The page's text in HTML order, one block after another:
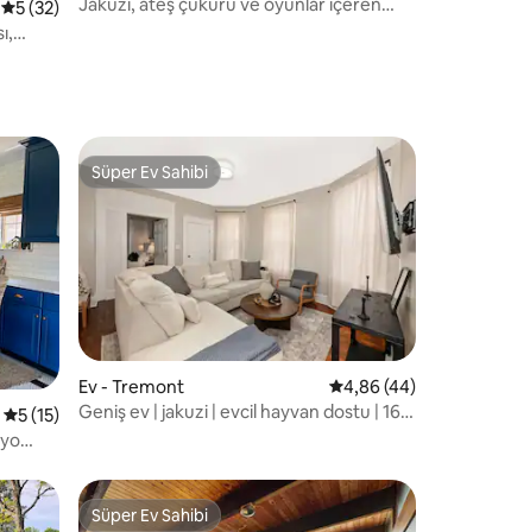
5 üzerinden ortalama 5 puan, 32 değerlendirme
5 (32)
5 üzerinden ortalama 5 puan, 15 değerlendirme
5 (15)
Süper Ev Sahibi
Süper Ev Sahibi
Ev - Tremont 5 üzerinden
4,86 (44)
Geniş ev | jakuzi | evcil hayvan dostu | 16+
Süper Ev Sahibi
Süper Ev Sahibi